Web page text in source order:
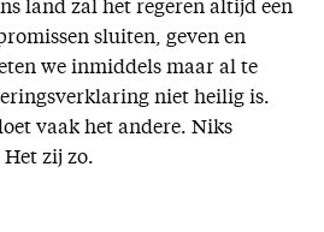
land zal het regeren altijd een
sluiten, geven en
we inmiddels maar al te
niet heilig is.
vaak het andere. Niks
zij zo.